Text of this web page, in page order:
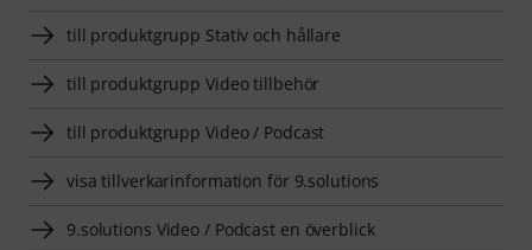
till produktgrupp Stativ och hållare
till produktgrupp Video tillbehör
till produktgrupp Video / Podcast
visa tillverkarinformation för 9.solutions
9.solutions Video / Podcast en överblick